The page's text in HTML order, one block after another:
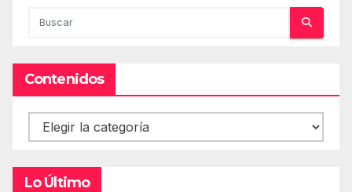
Contenidos
Contenidos
Lo Último